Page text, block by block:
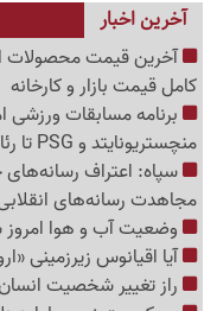
آخرین اخبار
کامل قیمت بازار و کارخانه
منچستریونایتد و PSG تا رئال و بارسلونا
سپاه: اعتراف
مجاهدت رسانه‌های
وضعیت آب و هوا امروز شنبه 17 مرداد 1405 +
آیا اقیانوس زیرزمینی
راز تغییر شخصیت